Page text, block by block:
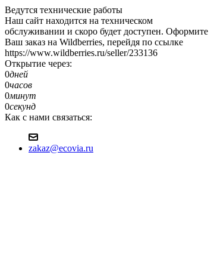
Ведутся технические работы
Наш сайт находится на техническом
обслуживании и скоро будет доступен. Оформите
Ваш заказ на Wildberries, перейдя по ссылке
https://www.wildberries.ru/seller/233136
Открытие через:
0дней
0часов
0минут
0секунд
Как с нами связаться:
zakaz@ecovia.ru